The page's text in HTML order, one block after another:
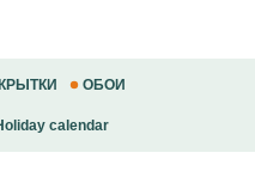
ОБОИ
calendar